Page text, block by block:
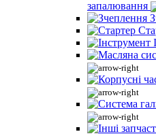
запалювання